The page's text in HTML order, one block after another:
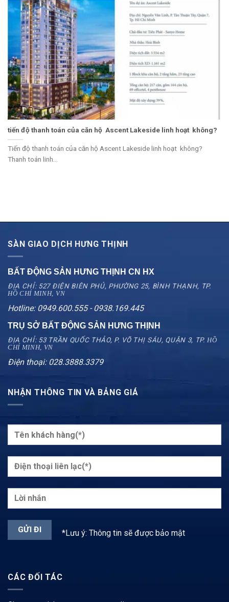
tiến độ thanh toán của căn hộ Ascent Lakeside linh hoạt không?
Tiến độ thanh toán của căn hộ Ascent Lakeside linh hoạt không?
Thanh toán linh...
SÀN GIAO DỊCH HƯNG THỊNH
BẤT ĐỘNG SẢN HƯNG THỊNH CN HX
ĐỊA CHỈ: 527 ĐIỆN BIÊN PHỦ, PHƯỜNG 25, BÌNH THẠNH, TP.
HỒ CHÍ MINH, VN
Hotline: 0949.600.555 - 0938.169.445
TRỤ SỞ BẤT ĐỘNG SẢN HƯNG THỊNH
ĐỊA CHỈ: 53 TRẦN QUỐC THẢO, P. VÕ THỊ SÁU, QUẬN 3, TP.HỒ
CHÍ MINH, VN
Điện thoại: 028.3888.3379
NHẬN THÔNG TIN VÀ BẢNG GIÁ
*Lưu ý: Thông tin sẽ được bảo mật
CÁC ĐỐI TÁC